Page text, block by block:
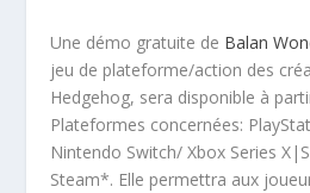
Une démo gratuite de Balan
jeu de plateforme/action des
Hedgehog, sera disponible à
Plateformes concernées:
Nintendo Switch/ Xbox Series
Steam*. Elle permettra aux